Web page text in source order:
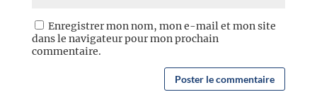
Enregistrer mon nom, mon e-mail et mon site
dans le navigateur pour mon prochain
commentaire.